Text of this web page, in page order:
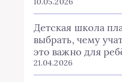
Детская школа
выбрать, чему
это важно для
21.04.2026